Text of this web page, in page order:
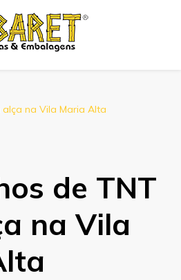
na Vila Maria Alta
de TNT
na Vila